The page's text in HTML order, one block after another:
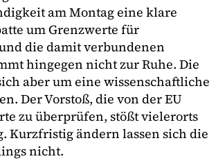
am Montag eine klare
um Grenzwerte für
die damit verbundenen
hingegen nicht zur Ruhe. Die
aber um eine wissenschaftliche
Der Vorstoß, die von der EU
zu überprüfen, stößt vielerorts
Kurzfristig ändern lassen sich die
nicht.